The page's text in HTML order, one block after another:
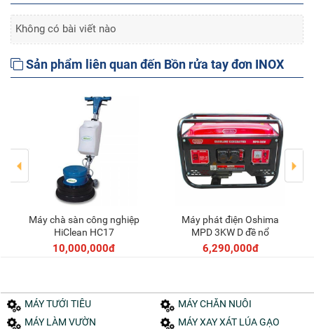
Không có bài viết nào
Sản phẩm liên quan đến Bồn rửa tay đơn INOX
Thêm vào giỏ
Máy chà sàn công nghiệp
HiClean HC17
10,000,000đ
Thêm vào giỏ
Máy phát điện Oshima
MPD 3KW D đề nổ
6,290,000đ
MÁY TƯỚI TIÊU
MÁY CHĂN NUÔI
MÁY LÀM VƯỜN
MÁY XAY XÁT LÚA GẠO